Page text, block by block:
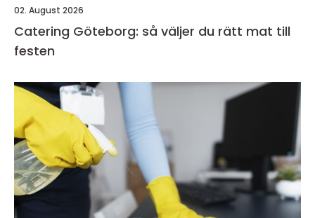
02. August 2026
Catering Göteborg: så väljer du rätt mat till
festen